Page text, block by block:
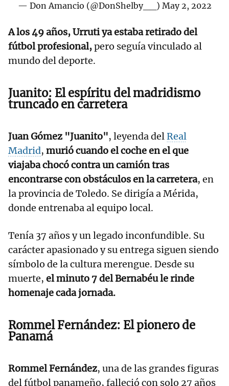
— Don Amancio (@DonShelby__) May 2, 2022
A los 49 años, Urruti ya estaba retirado del
fútbol profesional,pero seguía vinculado al
mundo del deporte.
Juanito: El espíritu del madridismo
truncado en carretera
Juan Gómez "Juanito", leyenda delReal
Madrid, murió cuando el coche en el que
viajaba chocó contra un camión tras
encontrarse con obstáculos en la carretera, en
la provincia de Toledo. Se dirigía a Mérida,
donde entrenaba al equipo local.
Tenía 37 años y un legado inconfundible. Su
carácter apasionado y su entrega siguen siendo
símbolo de la cultura merengue. Desde su
muerte, el minuto 7 del Bernabéu le rinde
homenaje cada jornada.
Rommel Fernández: El pionero de
Panamá
Rommel Fernández, una de las grandes figuras
del fútbol panameño, falleció con solo 27 años